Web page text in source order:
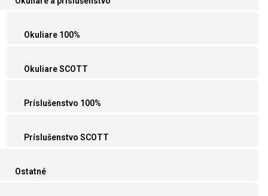
Okuliare 100%
Okuliare SCOTT
Príslušenstvo 100%
Príslušenstvo SCOTT
Ostatné